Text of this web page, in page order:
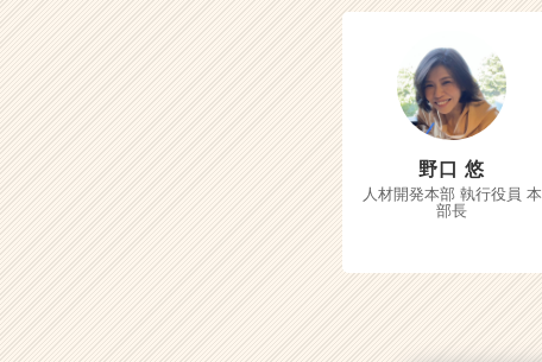
野口 悠
人材開発本部 執行役員 本
部長